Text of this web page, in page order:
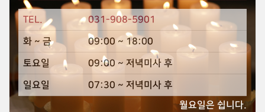
TEL. 031-908-5901
화 ~ 금 09:00 ~ 18:00
토요일 09:00 ~ 저녁미사 후
일요일
07:30 ~ 저녁미사 후
월요일은 쉽니다.